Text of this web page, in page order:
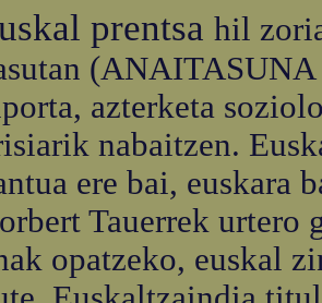
prentsa hil
(ANAITASUNA
azterketa
nabaitzen.
ere bai, euskara
Tauerrek urtero
opatzeko, euskal